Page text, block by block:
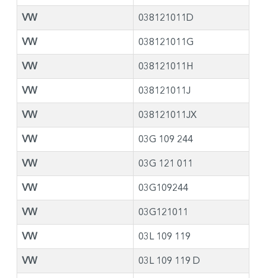
VW 038121011D
VW 038121011G
VW 038121011H
VW 038121011J
VW 038121011JX
VW 03G 109 244
VW 03G 121 011
VW 03G109244
VW 03G121011
VW 03L 109 119
VW 03L 109 119 D